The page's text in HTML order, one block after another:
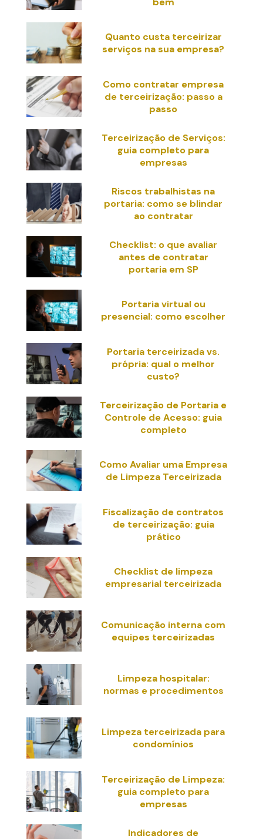
Quanto custa terceirizar
serviços na sua empresa?
Como contratar empresa
de terceirização: passo a
passo
Terceirização de Serviços:
guia completo para
empresas
Riscos trabalhistas na
portaria: como se blindar
ao contratar
Checklist: o que avaliar
antes de contratar
portaria em SP
Portaria virtual ou
presencial: como escolher
Portaria terceirizada vs.
própria: qual o melhor
custo?
Terceirização de Portaria e
Controle de Acesso: guia
completo
Como Avaliar uma Empresa
de Limpeza Terceirizada
Fiscalização de contratos
de terceirização: guia
prático
Checklist de limpeza
empresarial terceirizada
Comunicação interna com
equipes terceirizadas
Limpeza hospitalar:
normas e procedimentos
Limpeza terceirizada para
condomínios
Terceirização de Limpeza:
guia completo para
empresas
Indicadores de